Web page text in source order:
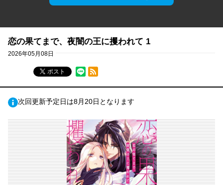
恋の果てまで、夜闇の王に攫われて 1
2026年05月08日
ポスト
RSSフィード
次回更新予定日は8月20日となります